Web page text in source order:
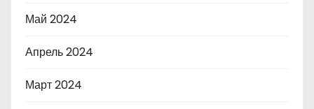
Май 2024
Апрель 2024
Март 2024